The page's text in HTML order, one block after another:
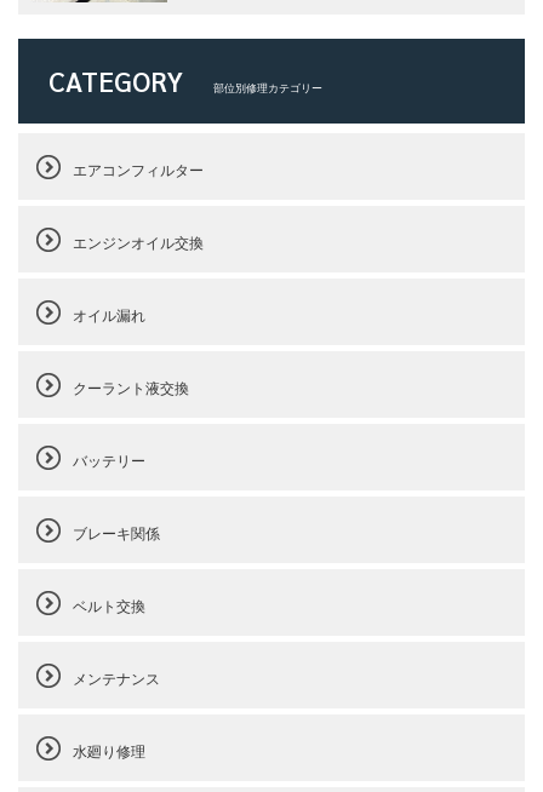
CATEGORY 部位別修理カテゴリー
エアコンフィルター
エンジンオイル交換
オイル漏れ
クーラント液交換
バッテリー
ブレーキ関係
ベルト交換
メンテナンス
水廻り修理